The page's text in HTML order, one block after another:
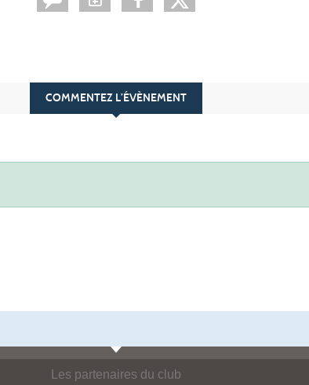
COMMENTEZ L’ÉVÈNEMENT
Les partenaires du club